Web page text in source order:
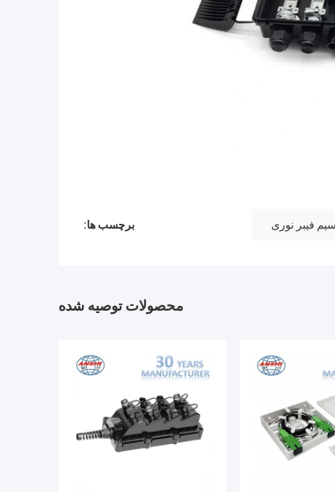
برچسب ها: فیبر نوری
محصولات توصیه شده